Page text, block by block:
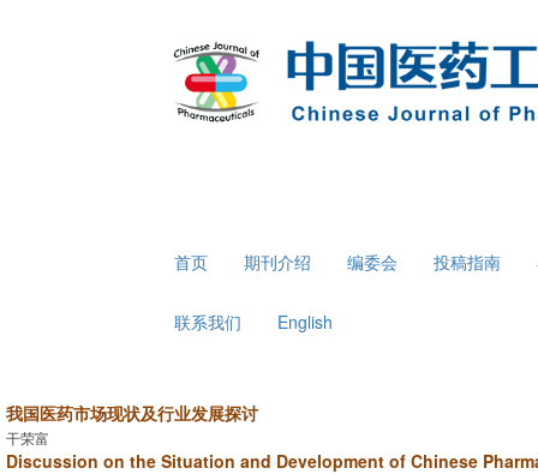
首页 期刊介绍 编委会 投稿指南
联系我们 English
我国医药市场现状及行业发展探讨
干荣富
Discussion on the Situation and Development of Chinese